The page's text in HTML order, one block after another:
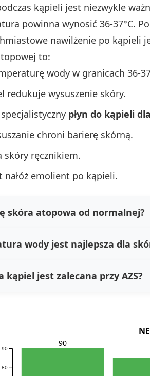
kąpieli jest niezwykle
powinna wynosić 36-37°C.
nawilżenie po kąpieli
to:
wody w granicach 36-
redukuje wysuszenie skóry.
płyn do kąpieli
chroni barierę skórną.
skóry ręcznikiem.
nałóż emolient po kąpieli.
skóra atopowa od normalnej?
wody jest najlepsza dla
kąpiel jest zalecana przy AZS?
80
90
90